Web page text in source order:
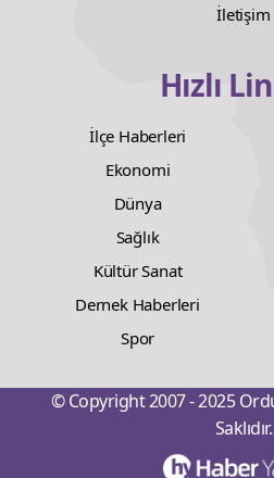
İletişim
Hızlı
İlçe Haberleri
Ekonomi
Dünya
Sağlık
Kültür Sanat
Dernek Haberleri
Spor
© Copyright 2007 - 2025
Saklıdır.